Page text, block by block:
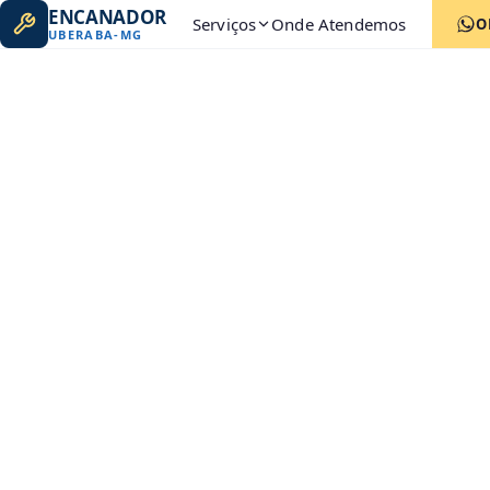
ENCANADOR
UBERABA- MG Serviços Onde Atendemos